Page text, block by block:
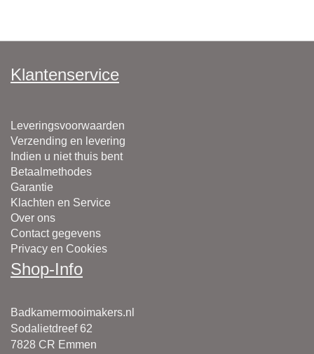
Klantenservice
Leveringsvoorwaarden
Verzending en levering
Indien u niet thuis bent
Betaalmethodes
Garantie
Klachten en Service
Over ons
Contact gegevens
Privacy en Cookies
Shop-Info
Badkamermooimakers.nl
Sodalietdreef 62
7828 CR Emmen